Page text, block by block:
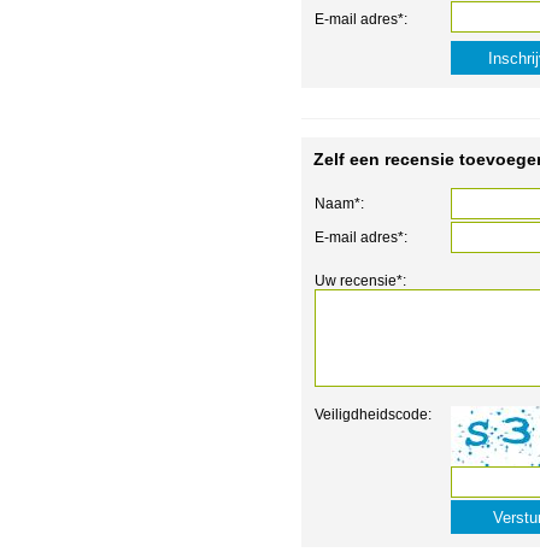
E-mail adres*:
Zelf een recensie
Naam*:
E-mail adres*:
Uw recensie*:
Veiligdheidscode: